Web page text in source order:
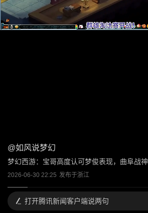
@如风说梦幻
梦幻西游：宝哥高度认可梦俊表现，曲阜战
2026-06-30 22:25 发布于浙江
打开腾讯新闻客户端说两句